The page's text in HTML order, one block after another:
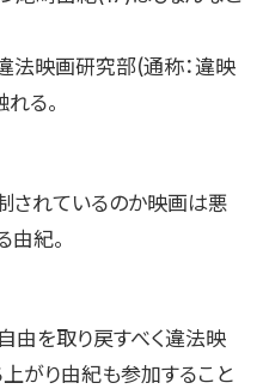
法映画研究部(通称：違映
る。
されているのか映画は悪
由紀。
由を取り戻すべく違法映
がり由紀も参加すること